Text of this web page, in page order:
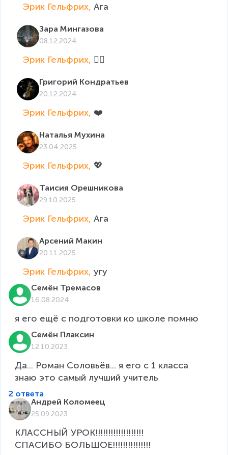
Эрик Гельфрих, Ага
Зара Мингазова
08.12.2024
Эрик Гельфрих, 👍🏻
Григорий Кондратьев
20.12.2024
Эрик Гельфрих, ❤️
Наталья Мухина
23.04.2025
Эрик Гельфрих, 💖
Таисия Орешникова
29.10.2025
Эрик Гельфрих, Ага
Арсений Макин
20.11.2025
Эрик Гельфрих, угу
Семён Тремасов
16.08.2024
я его ещё с подготовки ко школе помню
Семён Плаксин
12.10.2023
Да... Роман Соловьёв... я его с 1 класса
знаю это самый лучший учитель
2 ответа
Андрей Коломеец
25.09.2023
КЛАССНЫЙ УРОК!!!!!!!!!!!!!!!!!!!
СПАСИБО БОЛЬШОЕ!!!!!!!!!!!!!!!